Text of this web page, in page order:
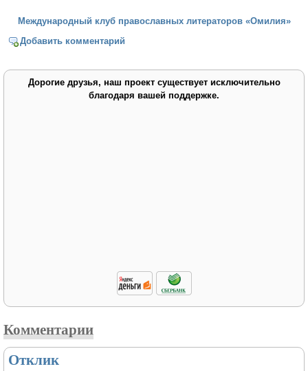
Международный клуб православных литераторов «Омилия»
Добавить комментарий
Дорогие друзья, наш проект существует исключительно
благодаря вашей поддержке.
Комментарии
Отклик